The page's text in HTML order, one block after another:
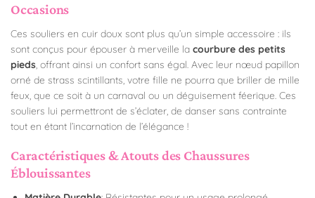
Occasions
Ces souliers en cuir doux sont plus qu’un simple accessoire : ils
sont conçus pour épouser à merveille la courbure des petits
pieds, offrant ainsi un confort sans égal. Avec leur nœud papillon
orné de strass scintillants, votre fille ne pourra que briller de mille
feux, que ce soit à un carnaval ou un déguisement féerique. Ces
souliers lui permettront de s’éclater, de danser sans contrainte
tout en étant l’incarnation de l’élégance !
Caractéristiques & Atouts des Chaussures
Éblouissantes